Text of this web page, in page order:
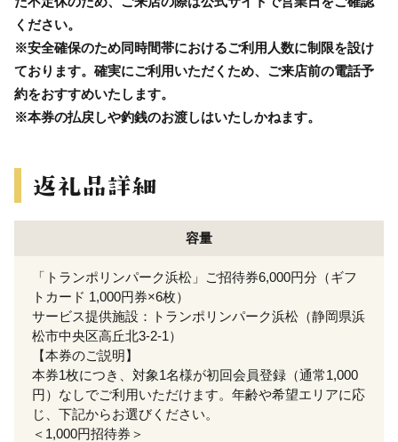
ください。
※安全確保のため同時間帯におけるご利用人数に制限を設け
ております。確実にご利用いただくため、ご来店前の電話予
約をおすすめいたします。
※本券の払戻しや釣銭のお渡しはいたしかねます。
容量
「トランポリンパーク浜松」ご招待券6,000円分（ギフ
トカード 1,000円券×6枚）
サービス提供施設：トランポリンパーク浜松（静岡県浜
松市中央区高丘北3-2-1）
【本券のご説明】
本券1枚につき、対象1名様が初回会員登録（通常1,000
円）なしでご利用いただけます。年齢や希望エリアに応
じ、下記からお選びください。
＜1,000円招待券＞